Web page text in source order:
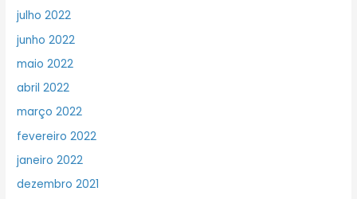
julho 2022
junho 2022
maio 2022
abril 2022
março 2022
fevereiro 2022
janeiro 2022
dezembro 2021